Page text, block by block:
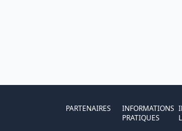
PARTENAIRES
INFORMATIONS
PRATIQUES